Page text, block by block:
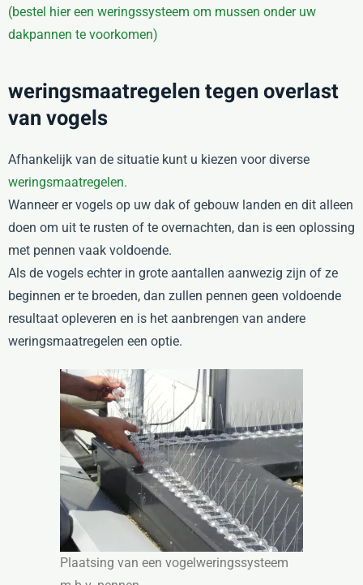
(bestel hier een weringssysteem om mussen onder uw
dakpannen te voorkomen)
weringsmaatregelen tegen overlast
van vogels
Afhankelijk van de situatie kunt u kiezen voor diverse
weringsmaatregelen.
Wanneer er vogels op uw dak of gebouw landen en dit alleen
doen om uit te rusten of te overnachten, dan is een oplossing
met pennen vaak voldoende.
Als de vogels echter in grote aantallen aanwezig zijn of ze
beginnen er te broeden, dan zullen pennen geen voldoende
resultaat opleveren en is het aanbrengen van andere
weringsmaatregelen een optie.
Plaatsing van een vogelweringssysteem